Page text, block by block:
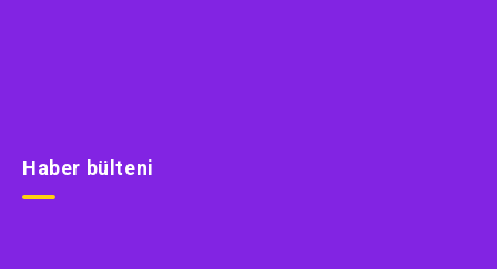
Haber bülteni